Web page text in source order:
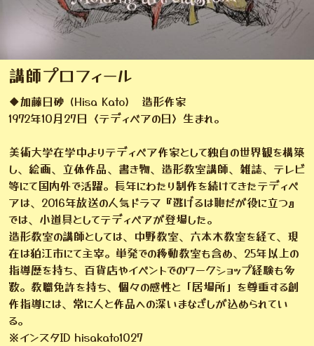
講師プロフィール
◆加藤日砂 (Hisa Kato) 造形作家
1972年10月27日〈テディベアの日〉生まれ。
美術大学在学中よりテディベア作家として独自の世界観を構築
し、絵画、立体作品、書き物、造形教室講師、雑誌、テレビ
等にて国内外で活躍。長年にわたり制作を続けてきたテディベ
アは、2016年放送の人気ドラマ『逃げるは恥だが役に立つ』
では、小道具としてテディベアが登場した。
造形教室の講師としては、中野教室、六本木教室を経て、現
在は狛江市にて主宰。単発での移動教室も含め、25年以上の
指導歴を持ち、百貨店やイベントでのワークショップ経験も多
数。教職免許を持ち、個々の感性と「居場所」を尊重する創
作指導には、常に人と作品への深いまなざしが込められてい
る。
※インスタID hisakato1027